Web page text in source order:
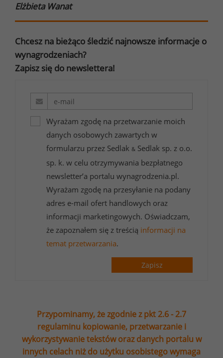
Elżbieta Wanat
Chcesz na bieżąco śledzić najnowsze informacje o
wynagrodzeniach?
Zapisz się do newslettera!
Wyrażam zgodę na przetwarzanie moich
danych osobowych zawartych w
formularzu przez Sedlak & Sedlak sp. z o.o.
sp. k. w celu otrzymywania bezpłatnego
newsletter’a portalu wynagrodzenia.pl.
Wyrażam zgodę na przesyłanie na podany
adres e-mail ofert handlowych oraz
informacji marketingowych. Oświadczam,
że zapoznałem się z treścią informacji na
temat przetwarzania.
Zapisz
Przypominamy, że zgodnie z pkt 2.6 - 2.7
regulaminu kopiowanie, przetwarzanie i
wykorzystywanie tekstów oraz danych portalu w
innych celach niż do użytku osobistego wymaga